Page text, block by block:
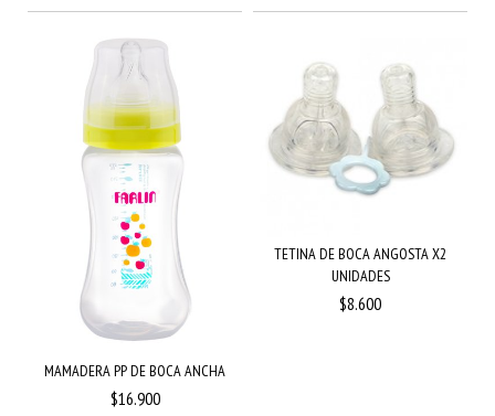
MAMADERA PP DE BOCA ANCHA
$16.900
TETINA DE BOCA ANGOSTA X2
UNIDADES
$8.600